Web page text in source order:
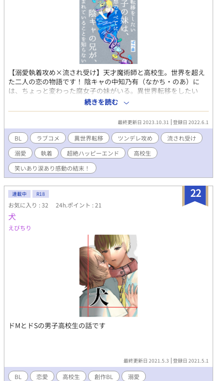
【溺愛執着攻め×流され受け】天才魔術師と高校生。世界を超え
た二人の恋の物語です！ 陰キャの中知乃有（なかち・のあ）に
は、ちょっと変わった腐女子の妹がいる。異世界転移をしたい
妹・羽里（うり）の代わりに、なぜか乃有が巻き込まれ、ありと
あらゆる異世界に飛ばされてしまうことに。しかし、毎回、違う
世界に来ているはずなのに、どこの世界にも必ず、乃有の近くに
は、おかしなツンデレが現れる。色んな世界のツンデレは、なぜ
か、一番はじめに行った世界の、天才魔術師・ヒューにそっく
り。「一体、なんだろうこの既視感？どうしてこんなに似てる
の？！どういうこと？！」だけど、乃有は、あることに気がつい
て…？ヒューとノアの世界を超えた純愛の物語。 【※※ＮＬ表現
はありません。ＢＬです！】 完結済みの原作小説は「ばつ森」の
す。 はじめて漫画を描くのでつたないですが、どうぞよろしくお
願いします！
続きを読む
最終更新日 2023.10.31 登録日 2022.6.1
BL ラブコメ 異世界転移 ツンデレ攻め
流され受け
溺愛
執着 超絶ハッピーエンド
高校生
笑いあり涙あり感動の結末！
22
連載中 R18
お気に入り : 32 24h.ポイント : 21
犬
えびちり
ドMとドSの男子高校生の話です
最終更新日 2021.5.3 登録日 2021.5.1
BL 恋愛 高校生 創作BL 溺愛